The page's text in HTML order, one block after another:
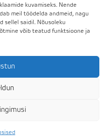
kuvamiseks. Nende
meil töödelda andmeid, nagu
sellel saidil. Nõusoleku
võib teatud funktsioone ja
–
WBG-s.
ka mitmeid
Võimaluse
juunior